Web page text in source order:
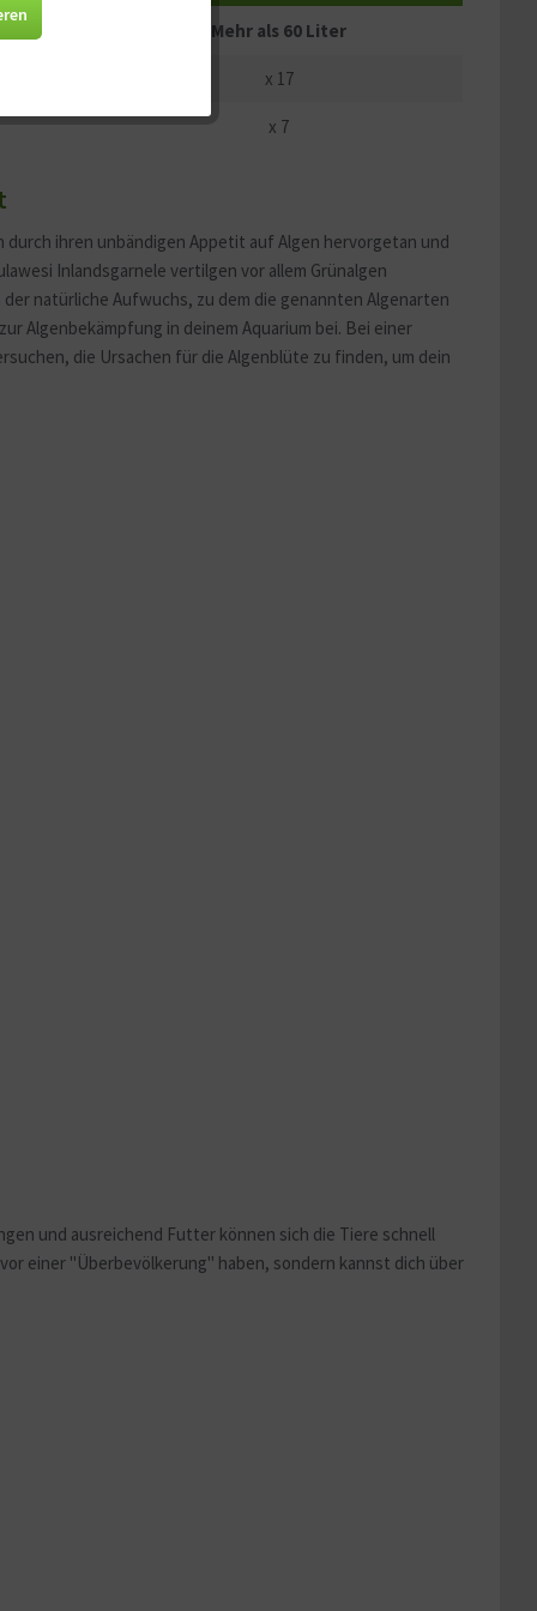
Mehr als 60 Liter
x 17
x 7
durch ihren unbändigen Appetit auf Algen hervorgetan und
Inlandsgarnele vertilgen vor allem Grünalgen
natürliche Aufwuchs, zu dem die genannten Algenarten
Algenbekämpfung in deinem Aquarium bei. Bei einer
die Ursachen für die Algenblüte zu finden, um dein
und ausreichend Futter können sich die Tiere schnell
einer "Überbevölkerung" haben, sondern kannst dich über